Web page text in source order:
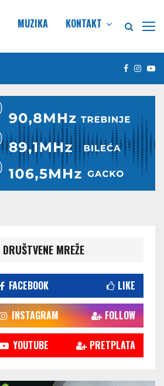
MUZIKA KONTAKT
Facebook
DRUŠTVENE MREŽE
FACEBOOK LIKE
INSTAGRAM FOLLOW
YOUTUBE PRETPLATA